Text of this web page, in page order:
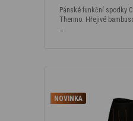
Pánské funkční spodky
Thermo. Hřejivé
…
NOVINKA